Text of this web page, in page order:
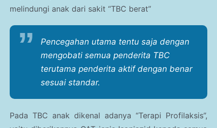
melindungi anak dari sakit “TBC berat”
Pencegahan utama tentu saja dengan
mengobati semua penderita TBC
terutama penderita aktif dengan benar
sesuai standar.
Pada TBC anak dikenal adanya “Terapi Profilaksis”,